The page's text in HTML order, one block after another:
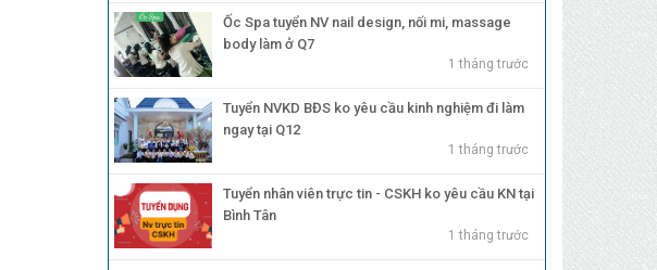
Ốc Spa tuyển NV nail design, nối mi, massage
body làm ở Q7
1 tháng trước
Tuyển NVKD BĐS ko yêu cầu kinh nghiệm đi làm
ngay tại Q12
1 tháng trước
Tuyển nhân viên trực tin - CSKH ko yêu cầu KN tại
Bình Tân
1 tháng trước